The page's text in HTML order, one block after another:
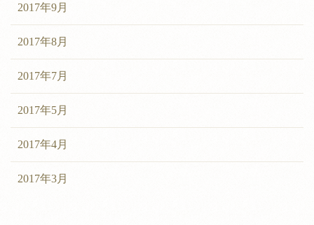
2017年9月
2017年8月
2017年7月
2017年5月
2017年4月
2017年3月